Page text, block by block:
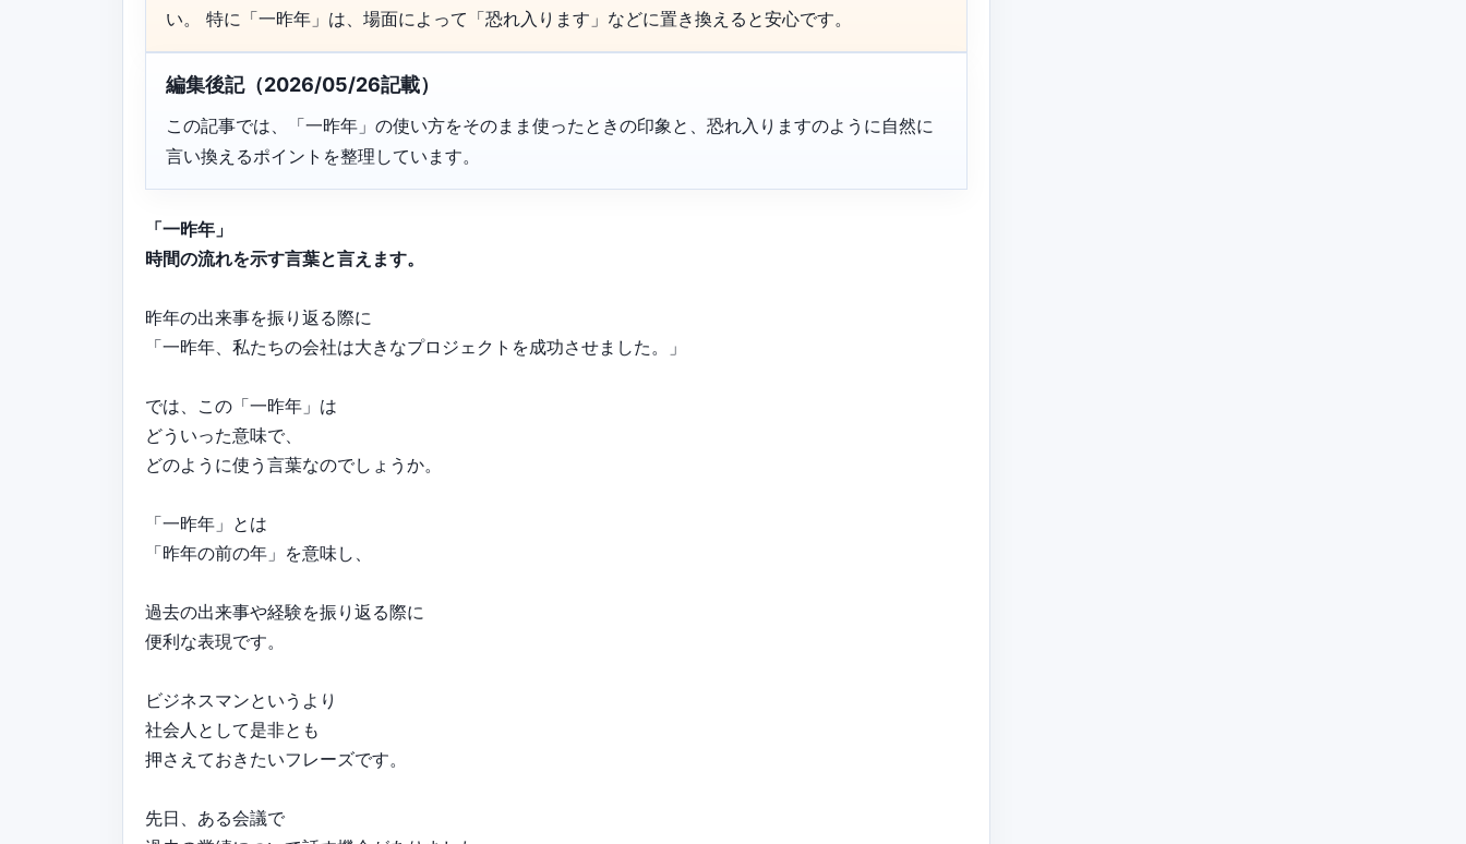
い。 特に「一昨年」は、場面によって「恐れ入ります」などに置き換えると安心です。
編集後記（2026/05/26記載）
この記事では、「一昨年」の使い方をそのまま使ったときの印象と、恐れ入りますのように自然に
言い換えるポイントを整理しています。
「一昨年」
時間の流れを示す言葉と言えます。
昨年の出来事を振り返る際に
「一昨年、私たちの会社は大きなプロジェクトを成功させました。」
では、この「一昨年」は
どういった意味で、
どのように使う言葉なのでしょうか。
「一昨年」とは
「昨年の前の年」を意味し、
過去の出来事や経験を振り返る際に
便利な表現です。
ビジネスマンというより
社会人として是非とも
押さえておきたいフレーズです。
先日、ある会議で